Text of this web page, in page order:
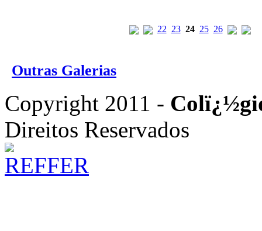
22 23 24 25 26
Outras Galerias
Copyright 2011 -
Direitos Reservados